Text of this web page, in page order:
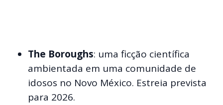
The Boroughs: uma ficção científica
ambientada em uma comunidade de
idosos no Novo México. Estreia prevista
para 2026.